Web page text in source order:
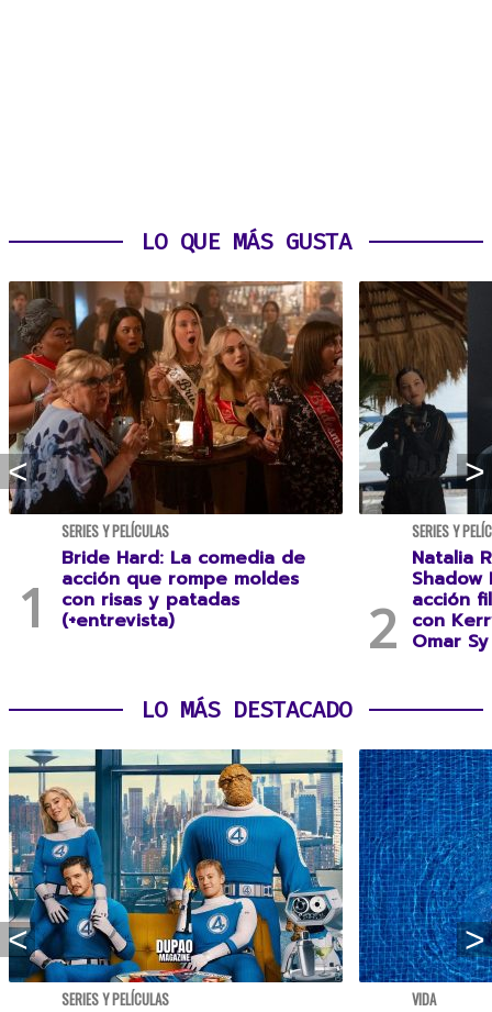
LO QUE MÁS GUSTA
SERIES Y PELÍCULAS
Bride Hard: La comedia de
acción que rompe moldes
con risas y patadas
(+entrevista)
SERIES Y
Natalia
acción
con
Omar
LO MÁS DESTACADO
SERIES Y PELÍCULAS VIDA